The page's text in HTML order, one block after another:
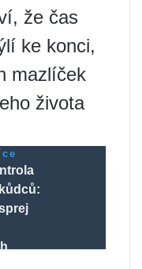
že čas
ke konci,
mazlíček
života